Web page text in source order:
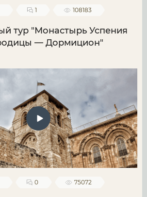
1 108183
тур "Монастырь Успения
— Дормицион"
0 75072